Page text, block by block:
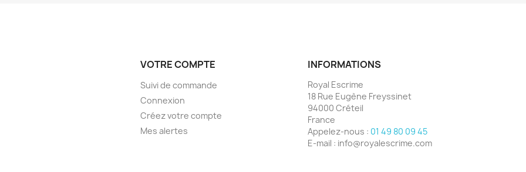
VOTRE COMPTE
Suivi de commande
Connexion
Créez votre compte
Mes alertes
INFORMATIONS
Royal Escrime
18 Rue Eugène Freyssinet
94000 Créteil
France
Appelez-nous : 01 49 80 09 45
E-mail : info@royalescrime.com